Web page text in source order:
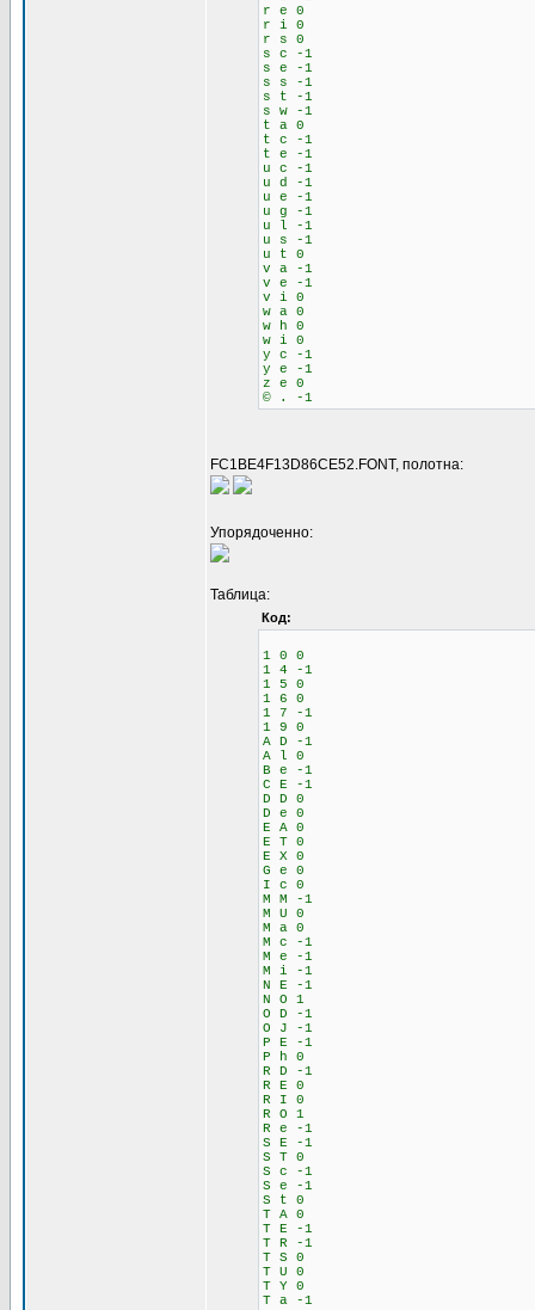
r e 0
r i 0
r s 0
s c -1
s e -1
s s -1
s t -1
s w -1
t a 0
t c -1
t e -1
u c -1
u d -1
u e -1
u g -1
u l -1
u s -1
u t 0
v a -1
v e -1
v i 0
w a 0
w h 0
w i 0
y c -1
y e -1
z e 0
© . -1
FC1BE4F13D86CE52.FONT, полотна:
Упорядоченно:
Таблица:
Код:
1 0 0
1 4 -1
1 5 0
1 6 0
1 7 -1
1 9 0
A D -1
A l 0
B e -1
C E -1
D D 0
D e 0
E A 0
E T 0
E X 0
G e 0
I c 0
M M -1
M U 0
M a 0
M c -1
M e -1
M i -1
N E -1
N O 1
O D -1
O J -1
P E -1
P h 0
R D -1
R E 0
R I 0
R O 1
R e -1
S E -1
S T 0
S c -1
S e -1
S t 0
T A 0
T E -1
T R -1
T S 0
T U 0
T Y 0
T a -1